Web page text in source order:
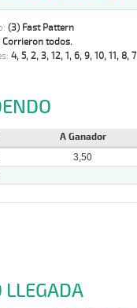
(3) Fast Pattern
Corrieron todos.
4, 5, 2, 3, 12, 1, 6, 9, 10, 11, 8, 7
A Ganador
3,50
LLEGADA